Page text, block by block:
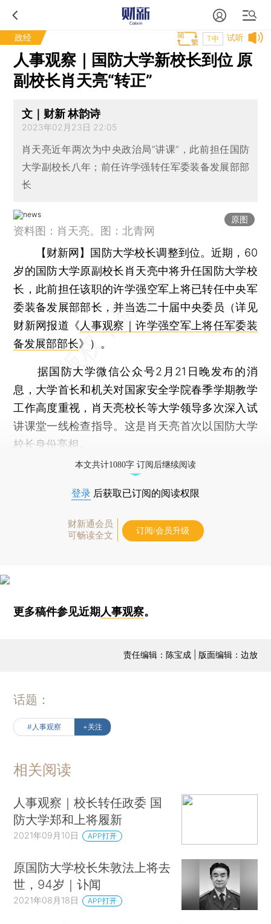
政经 试听
T中
人事观察｜国防大学新校长到位 原
副校长肖天亮“转正”
文｜财新 林韵诗
2023年02月23日 22:05
肖天亮近年两次为中央政治局“讲课”，此前担任国防
大学副校长八年；前任许学强转任军委装备发展部部
长
原图
资料图：肖天亮。图：北青网
【财新网】 国防大学校长调整到位。近期，60
岁的国防大学原副校长肖天亮中将升任国防大学校
长，此前担任该职的许学强空军上将已转任中央军
委装备发展部部长，并当选二十届中央委员（详见
财新网报道《 人事观察｜许学强空军上将任军委装
备发展部部长》）。
据国防大学微信公众号2月21日晚发布的消
息，大学首长和机关对国家安全学院春季学期教学
工作高度重视，肖天亮校长等大学领导多次深入试
讲课堂一线检查指导。这是肖天亮首次以国防大学
校长身份亮相。
本文共计1080字 订阅后继续阅读
登录 后获取已订阅的阅读权限
财新通会员
可畅读全文
订阅/会员升级
更多稿件参见近期 人事观察。
责任编辑：陈宝成 | 版面编辑：边放
话题：
#人事观察 +关注
相关阅读
人事观察｜校长转任政委 国
防大学郑和上将履新
2021年09月10日 APP打开
原国防大学校长朱敦法上将去
世，94岁｜讣闻
2021年08月18日 APP打开